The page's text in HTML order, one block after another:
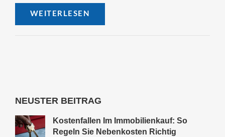
WEITERLESEN
NEUSTER BEITRAG
Kostenfallen Im Immobilienkauf: So
Regeln Sie Nebenkosten Richtig